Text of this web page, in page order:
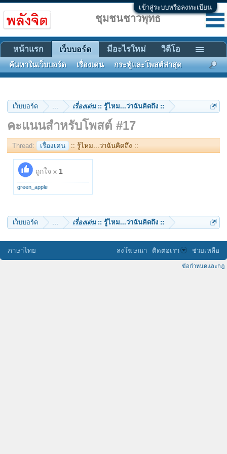
เข้าสู่ระบบหรือลงทะเบียน
เว็บบอร์ด ... เรื่องเด่น:: รู้ไหม...ว่าฉันคิดถึง ::
คะแนนสำหรับโพสต์ #17
Thread: เรื่องเด่น :: รู้ไหม...ว่าฉันคิดถึง ::
ถูกใจ x 1
green_apple
เว็บบอร์ด ... เรื่องเด่น:: รู้ไหม...ว่าฉันคิดถึง ::
ชุมชนชาวพุทธ
หน้าแรก เว็บบอร์ด
ค้นหาในเว็บบอร์ด เรื่องเด่น กระทู้และโพสต์ล่าสุด
มีอะไรใหม่ วิดีโอ
ภาษาไทย ลงโฆษณา ติดต่อเรา ช่วยเหลือ
ข้อกำหนดและกฎ